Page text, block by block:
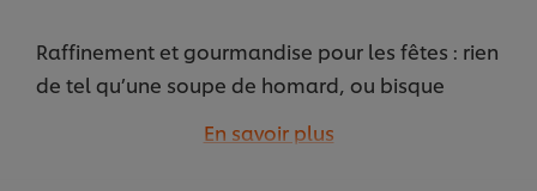
Raffinement et gourmandise pour les fêtes : rien
de tel qu’une soupe de homard, ou bisque
croûtons et les fruits de mer ajoutent du
En savoir plus